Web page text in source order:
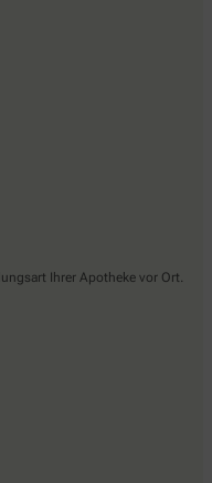
Ihrer Apotheke vor Ort.